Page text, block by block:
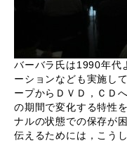
バーバラ氏は1990年代
ーションなども実施し
ープからＤＶＤ，ＣＤ
の期間で変化する特性
ナルの状態での保存が
伝えるためには，こう